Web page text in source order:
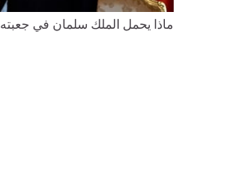
ماذا يحمل الملك سلمان في جعبته